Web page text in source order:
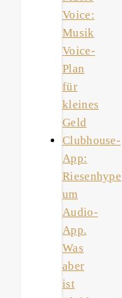
Voice:
Musik
Voice-
Plan
für
kleines
Geld
Clubhouse-
App:
Riesenhype
um
Audio-
App.
Was
aber
ist